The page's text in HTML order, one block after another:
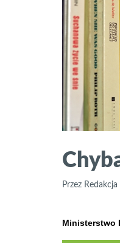
Przez Redakcja
Ministerstwo